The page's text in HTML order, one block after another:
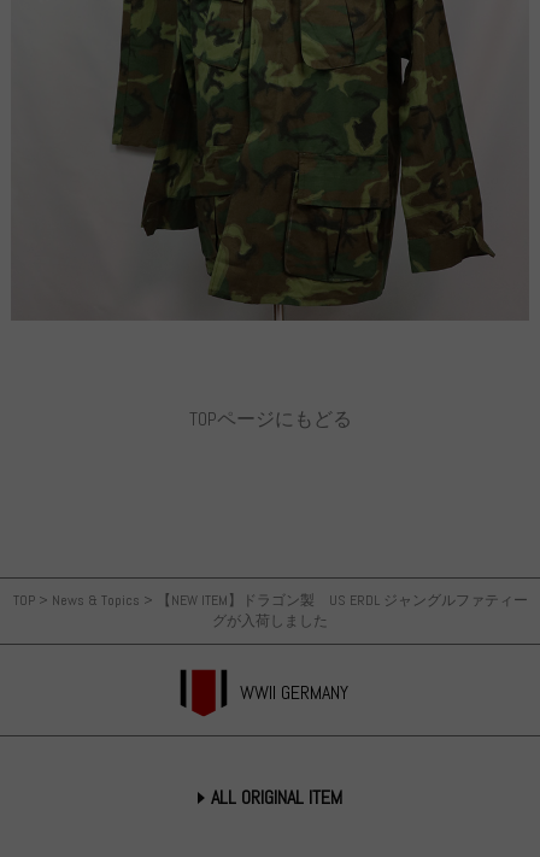
TOP> News & Topics >
【NEW ITEM】ドラゴン製 US ERDL ジャングルファティー
グが入荷しました
WWII GERMANY
ALL ORIGINAL ITEM
TOPページにもどる